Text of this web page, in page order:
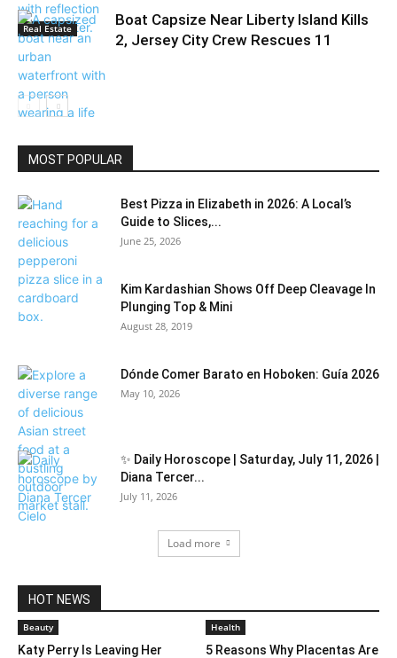
Real Estate
Boat Capsize Near Liberty Island Kills
2, Jersey City Crew Rescues 11
MOST POPULAR
Best Pizza in Elizabeth in 2026: A Local’s
Guide to Slices,...
June 25, 2026
Kim Kardashian Shows Off Deep Cleavage In
Plunging Top & Mini
August 28, 2019
Dónde Comer Barato en Hoboken: Guía 2026
May 10, 2026
✨ Daily Horoscope | Saturday, July 11, 2026 |
Diana Tercer...
July 11, 2026
Load more
HOT NEWS
Beauty
Katy Perry Is Leaving Her
Health
5 Reasons Why Placentas Are